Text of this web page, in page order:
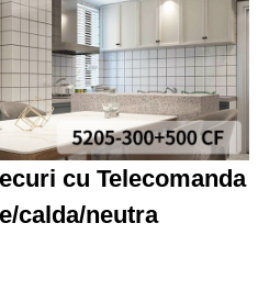
cu Telecomanda
calda/neutra